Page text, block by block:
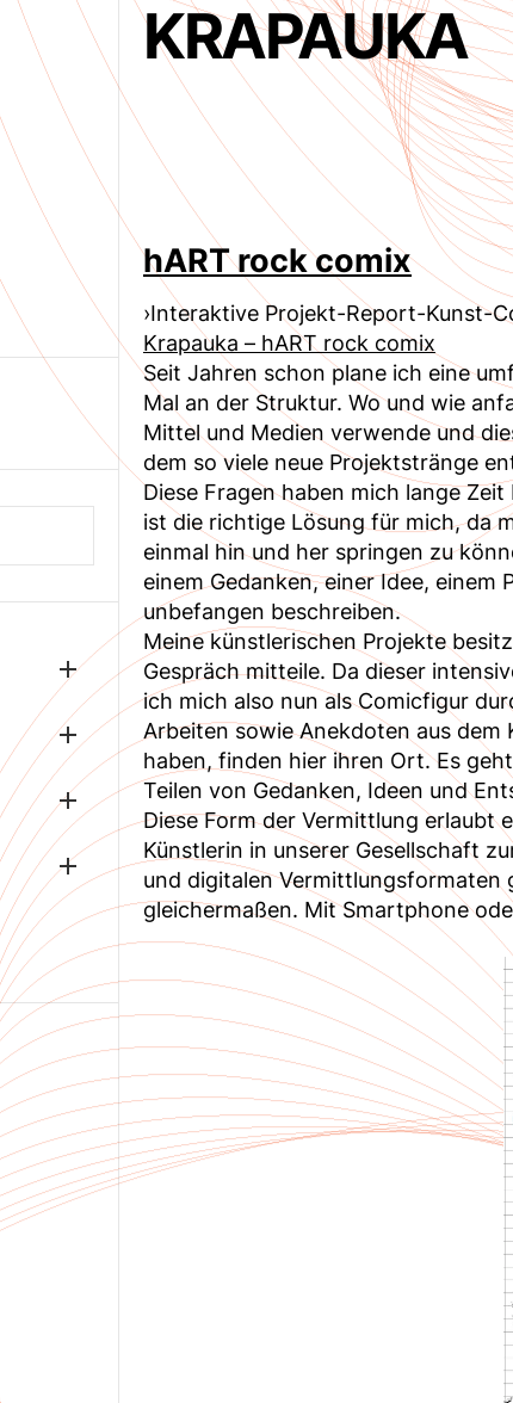
Show
sub
menu
Show
sub
menu
Show
sub
menu
Show
sub
menu
KRAPAUKA
hART rock comix
›Interaktive Projekt-Report-Kunst-
Krapauka – hART rock comix
Seit Jahren schon plane ich eine
Mal an der Struktur. Wo und wie
Mittel und Medien verwende und
dem so viele neue Projektstränge
Diese Fragen haben mich lange
ist die richtige Lösung für mich, da
einmal hin und her springen zu
einem Gedanken, einer Idee,
unbefangen beschreiben.
Meine künstlerischen Projekte
Gespräch mitteile. Da dieser
ich mich also nun als Comicfigur
Arbeiten sowie Anekdoten aus dem
haben, finden hier ihren Ort. Es
Teilen von Gedanken, Ideen und
Diese Form der Vermittlung erlaubt
Künstlerin in unserer Gesellschaft
und digitalen Vermittlungsformaten
gleichermaßen. Mit Smartphone